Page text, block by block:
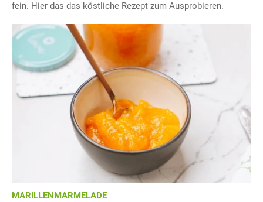
fein. Hier das das köstliche Rezept zum Ausprobieren.
MARILLENMARMELADE